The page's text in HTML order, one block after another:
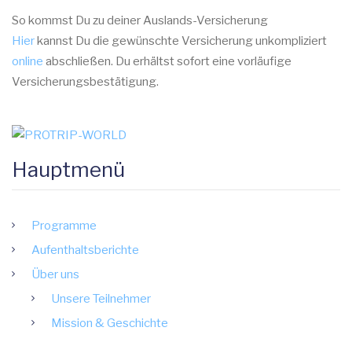
So kommst Du zu deiner Auslands-Versicherung
Hierkannst Du die gewünschte Versicherung unkompliziert
online abschließen. Du erhältst sofort eine vorläufige
Versicherungsbestätigung.
Hauptmenü
Programme
Aufenthaltsberichte
Über uns
Unsere Teilnehmer
Mission & Geschichte